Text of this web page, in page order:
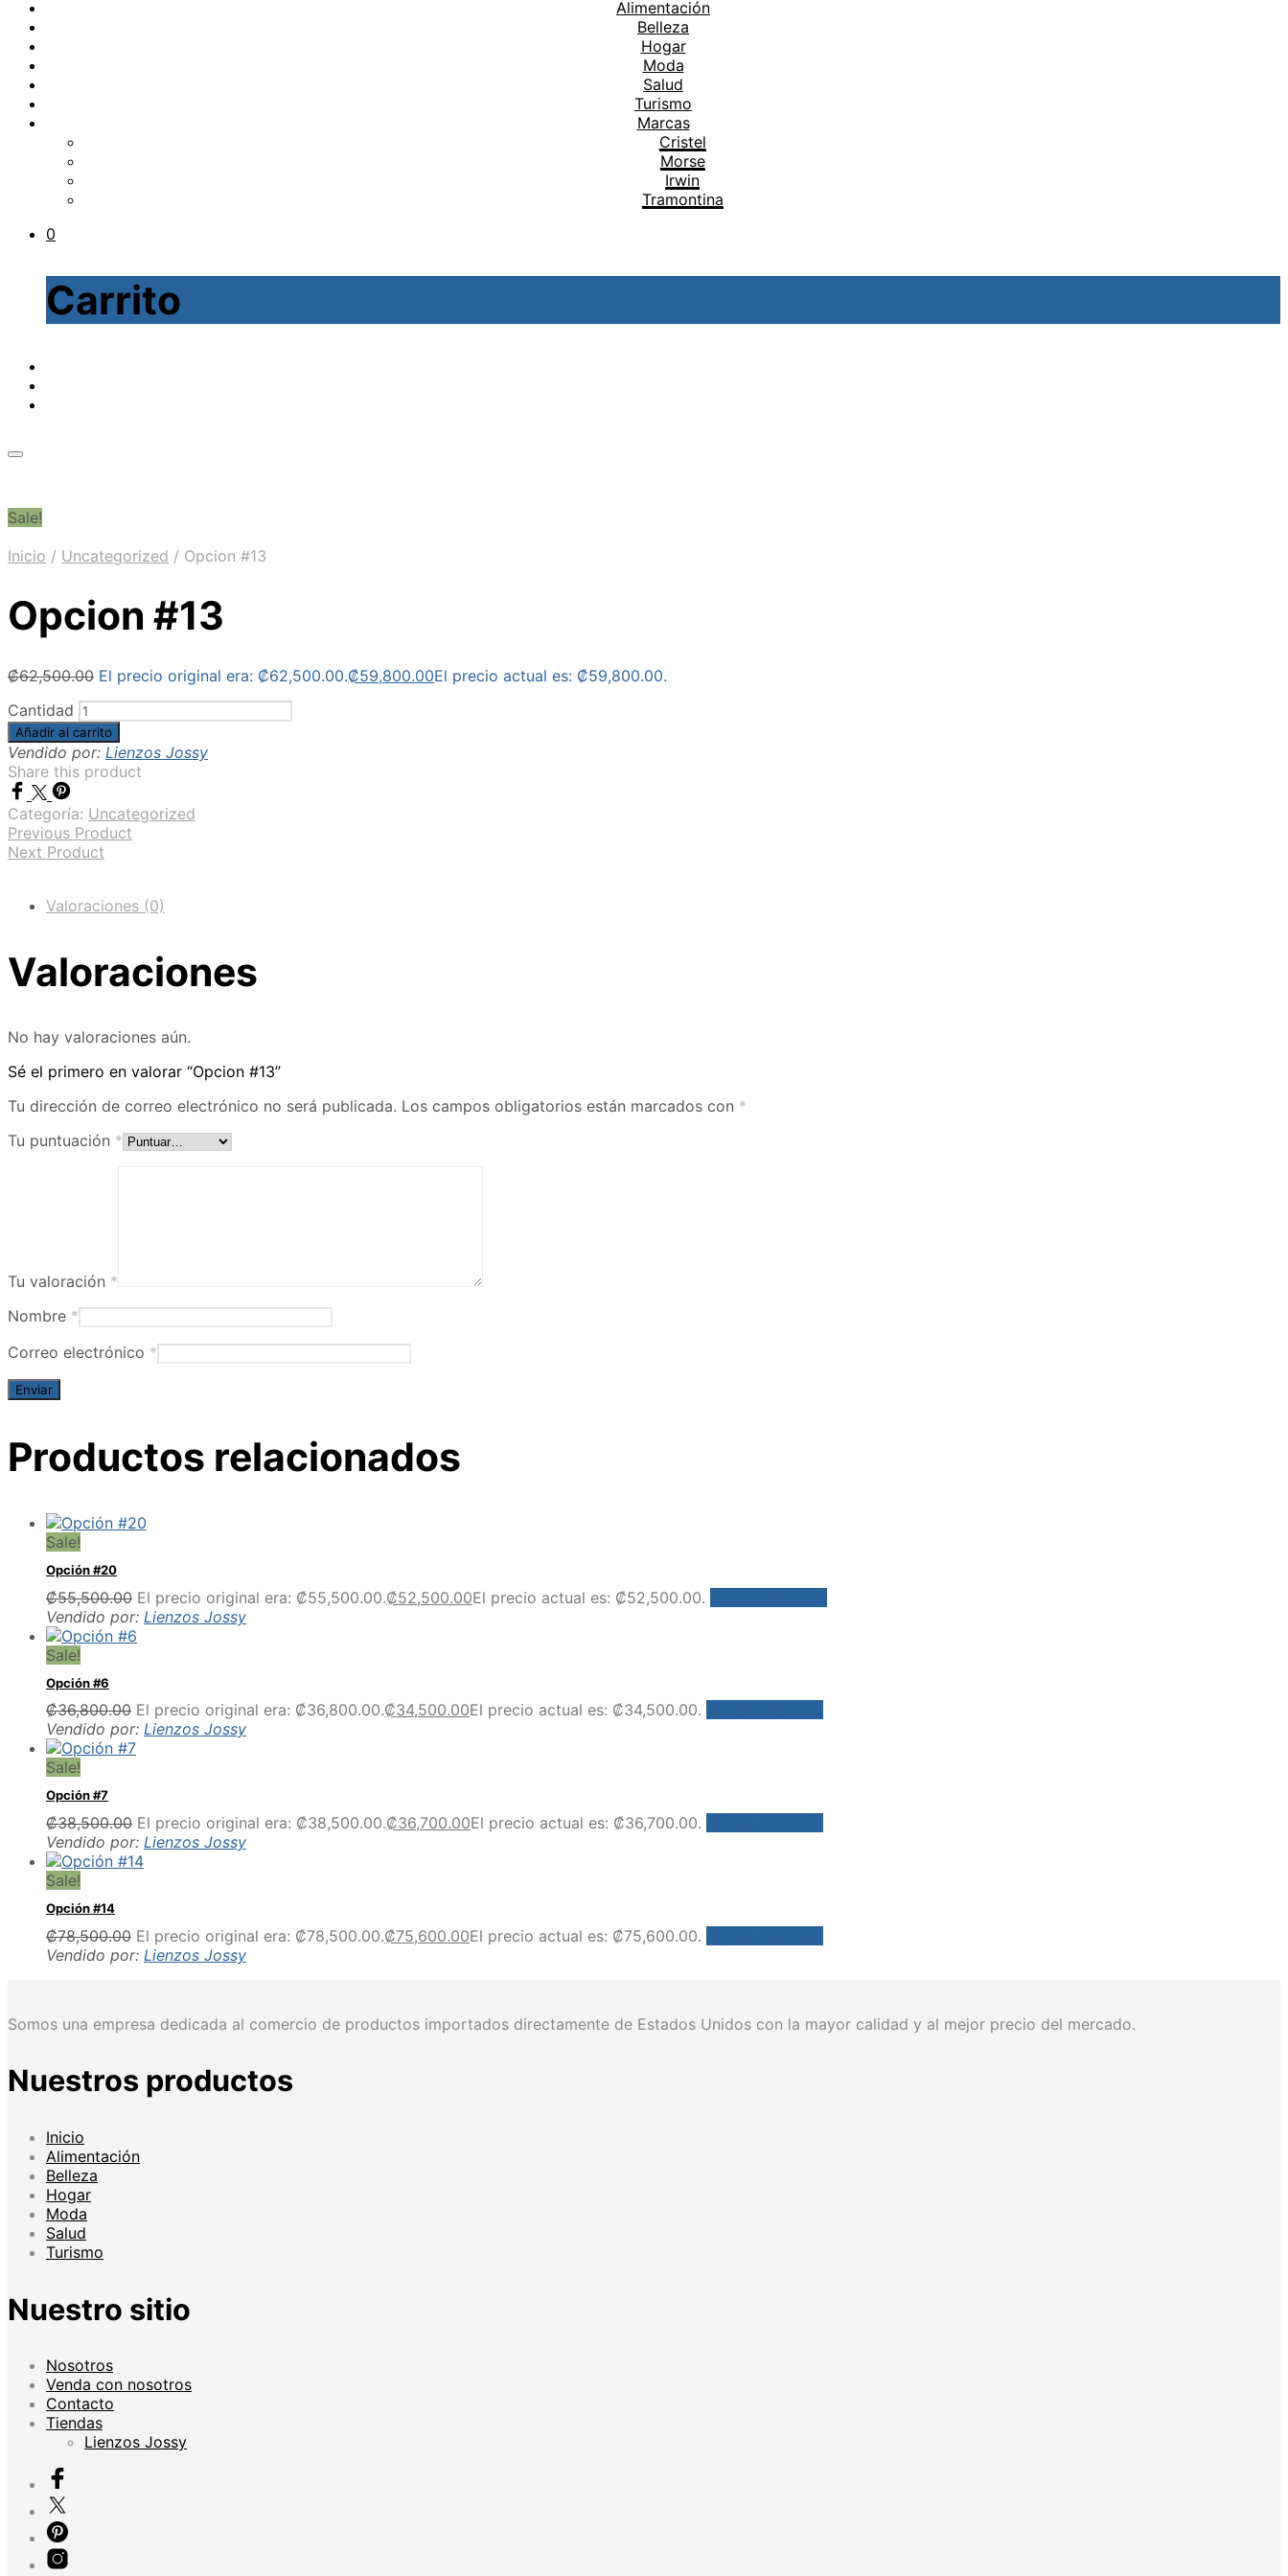
Alimentación
Belleza
Hogar
Moda
Salud
Turismo
Marcas
Cristel
Morse
Irwin
Tramontina
0
Carrito
Sale!
Inicio / Uncategorized / Opcion #13
Opcion #13
₡62,500.00 El precio original era: ₡62,500.00.₡59,800.00El precio actual es: ₡59,800.00.
Cantidad
Añadir al carrito
Vendido por: Lienzos Jossy
Share this product
Categoría: Uncategorized
Previous Product
Next Product
Valoraciones (0)
Valoraciones
No hay valoraciones aún.
Sé el primero en valorar “Opcion #13”
Tu dirección de correo electrónico no será publicada. Los campos obligatorios están marcados con *
Tu puntuación *
Tu valoración *
Nombre *
Correo electrónico *
Productos relacionados
Sale!
Opción #20
₡55,500.00 El precio original era: ₡55,500.00.₡52,500.00El precio actual es: ₡52,500.00.
Vendido por: Lienzos Jossy
Sale!
Opción #6
₡36,800.00 El precio original era: ₡36,800.00.₡34,500.00El precio actual es: ₡34,500.00.
Vendido por: Lienzos Jossy
Sale!
Opción #7
₡38,500.00 El precio original era: ₡38,500.00.₡36,700.00El precio actual es: ₡36,700.00.
Vendido por: Lienzos Jossy
Sale!
Opción #14
₡78,500.00 El precio original era: ₡78,500.00.₡75,600.00El precio actual es: ₡75,600.00.
Vendido por: Lienzos Jossy
Somos una empresa dedicada al comercio de productos importados directamente de Estados Unidos con la mayor calidad y al mejor precio del mercado.
Nuestros productos
Inicio
Alimentación
Belleza
Hogar
Moda
Salud
Turismo
Nuestro sitio
Nosotros
Venda con nosotros
Contacto
Tiendas
Lienzos Jossy